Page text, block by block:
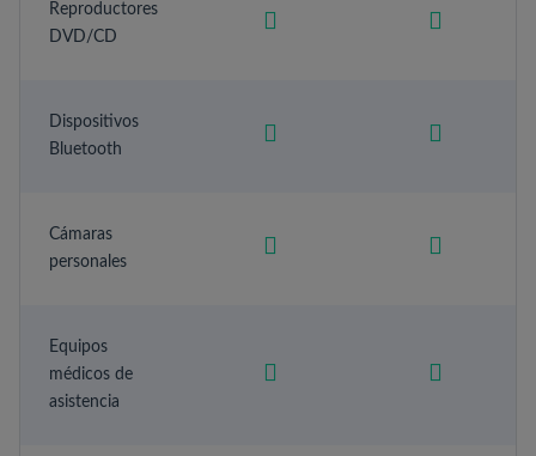
Reproductores
DVD/CD
Dispositivos
Bluetooth
Cámaras
personales
Equipos
médicos de
asistencia